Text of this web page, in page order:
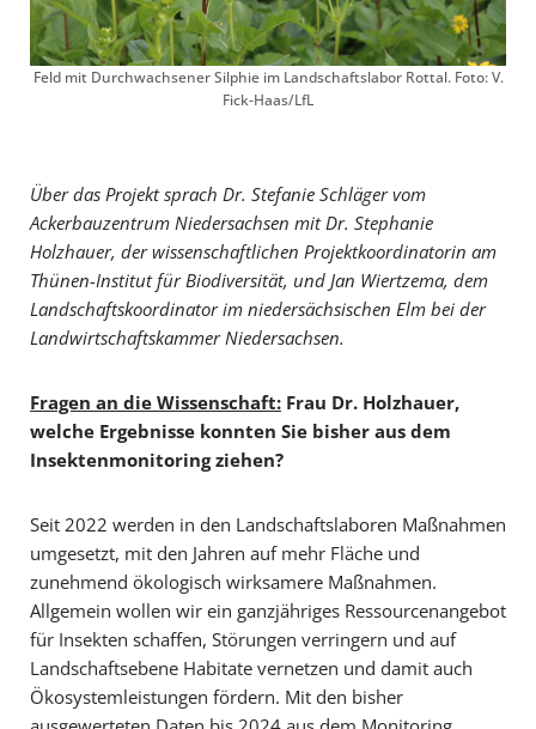
Feld mit Durchwachsener Silphie im Landschaftslabor Rottal. Foto: V.
Fick-Haas/LfL
Über das Projekt sprach Dr. Stefanie Schläger vom
Ackerbauzentrum Niedersachsen mit Dr. Stephanie
Holzhauer, der wissenschaftlichen Projektkoordinatorin am
Thünen-Institut für Biodiversität, und Jan Wiertzema, dem
Landschaftskoordinator im niedersächsischen Elm bei der
Landwirtschaftskammer Niedersachsen.
Fragen an die Wissenschaft: Frau Dr. Holzhauer,
welche Ergebnisse konnten Sie bisher aus dem
Insektenmonitoring ziehen?
Seit 2022 werden in den Landschaftslaboren Maßnahmen
umgesetzt, mit den Jahren auf mehr Fläche und
zunehmend ökologisch wirksamere Maßnahmen.
Allgemein wollen wir ein ganzjähriges Ressourcenangebot
für Insekten schaffen, Störungen verringern und auf
Landschaftsebene Habitate vernetzen und damit auch
Ökosystemleistungen fördern. Mit den bisher